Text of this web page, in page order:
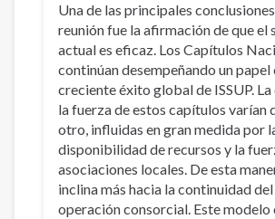
Una de las principales
reunión fue la afirmación de que el
actual es eficaz. Los Capítulos
continúan desempeñando un papel
creciente éxito global de ISSUP.
la fuerza de estos capítulos varían
otro, influidas en gran medida por
disponibilidad de recursos y la
asociaciones locales. De esta
inclina más hacia la continuidad
operación consorcial. Este